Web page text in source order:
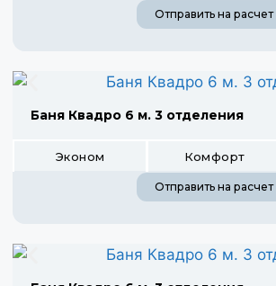
Отправить на расчет
Баня Квадро 6 м. 3 отделения
Эконом Комфорт
Отправить на расчет